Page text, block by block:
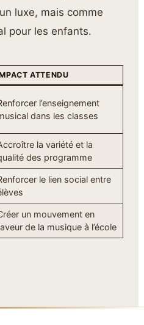
luxe, mais comme
pour les enfants.
ATTENDU
l’enseignement
dans les classes
la variété et la
des programme
le lien social entre
un mouvement en
de la musique à l’école